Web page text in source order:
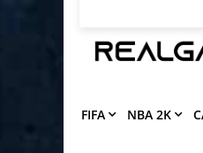
FIFA NBA 2K